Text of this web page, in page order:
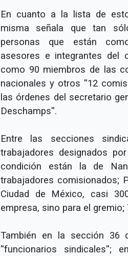
En cuanto a la lista de
misma señala que tan
personas que están
asesores e integrantes del
como 90 miembros de las
nacionales y otros ''12
las órdenes del secretario
Deschamps''.
Entre las secciones
trabajadores designados
condición están la de
trabajadores comisionados;
Ciudad de México, casi
empresa, sino para el gremio;
También en la sección 36
''funcionarios sindicales'';